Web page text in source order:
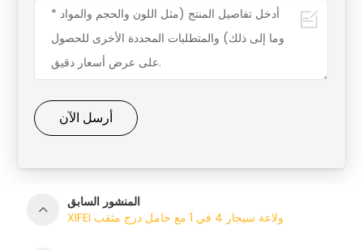
أرسل الآن
المنشور السابق
XIFEI ولاعة سيجار 4 في 1 مع حامل درج مثقب